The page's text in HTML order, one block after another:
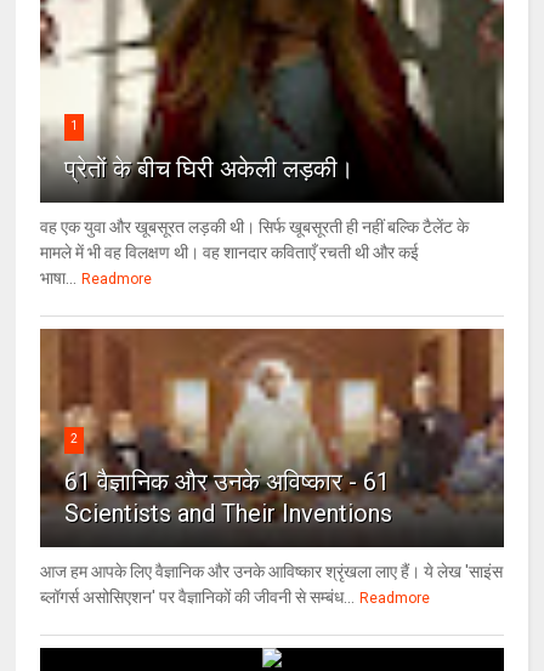
1
प्रेतों के बीच घिरी अकेली लड़की।
वह एक युवा और खूबसूरत लड़की थी। सिर्फ खूबसूरती ही नहीं बल्कि टैलेंट के
मामले में भी वह विलक्षण थी। वह शानदार कविताएँ रचती थी और कई
भाषा...
Readmore
2
61 वैज्ञानिक और उनके अविष्कार - 61
Scientists and Their Inventions
आज हम आपके लिए वैज्ञानिक और उनके आविष्कार श्रृंखला लाए हैं। ये लेख 'साइंस
ब्लॉगर्स असोसिएशन' पर वैज्ञा‍निकों की जीवनी से सम्बंध...
Readmore